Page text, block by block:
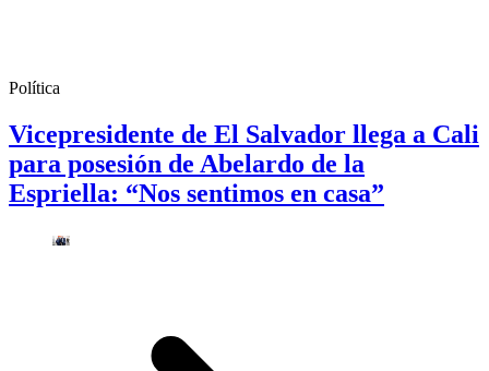
Política
Vicepresidente de El Salvador llega a Cali
para posesión de Abelardo de la
Espriella: “Nos sentimos en casa”